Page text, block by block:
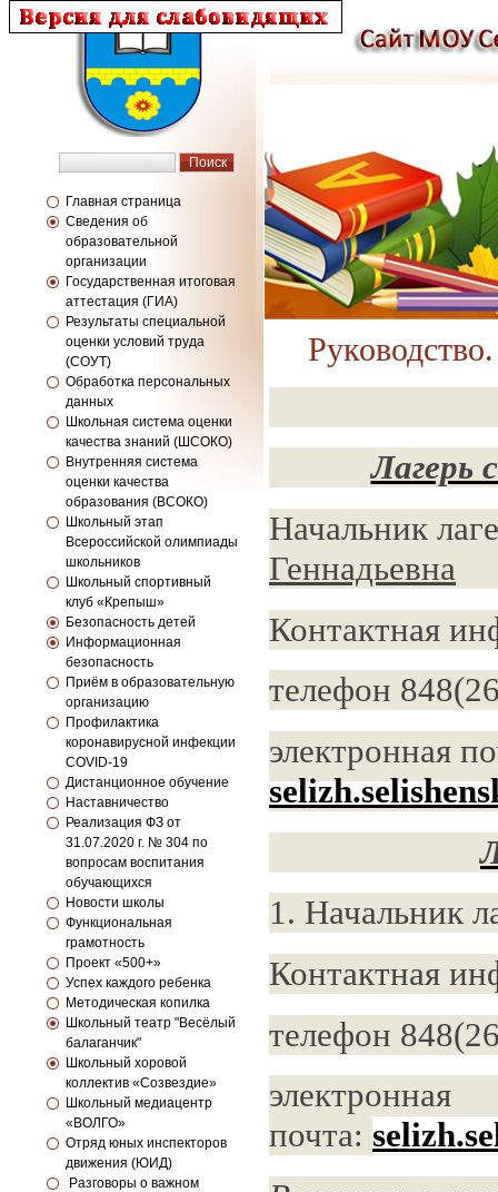
Главная страница
Сведения об
образовательной
организации
Государственная итоговая
аттестация (ГИА)
Результаты специальной
оценки условий труда
(СОУТ)
Обработка персональных
данных
Школьная система оценки
качества знаний (ШСОКО)
Внутренняя система
оценки качества
образования (ВСОКО)
Школьный этап
Всероссийской олимпиады
школьников
Школьный спортивный
клуб «Крепыш»
Безопасность детей
Информационная
безопасность
Приём в образовательную
организацию
Профилактика
коронавирусной инфекции
COVID-19
Дистанционное обучение
Наставничество
Реализация ФЗ от
31.07.2020 г. № 304 по
вопросам воспитания
обучающихся
Новости школы
Функциональная
грамотность
Проект «500+»
Успех каждого ребенка
Методическая копилка
Школьный театр "Весёлый
балаганчик"
Школьный хоровой
коллектив «Созвездие»
Школьный медиацентр
«ВОЛГО»
Отряд юных инспекторов
движения (ЮИД)
Разговоры о важном
Лагерь
Начальник
Геннадьевна
Контактная
телефон
электронная
1. Начальник
Контактная
телефон
электронная
почта: